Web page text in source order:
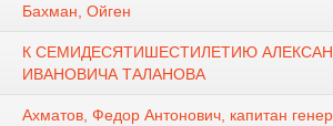
Бахман, Ойген
К СЕМИДЕСЯТИШЕСТИЛЕТИЮ
ИВАНОВИЧА ТАЛАНОВА
Ахматов, Федор Антонович, капитан